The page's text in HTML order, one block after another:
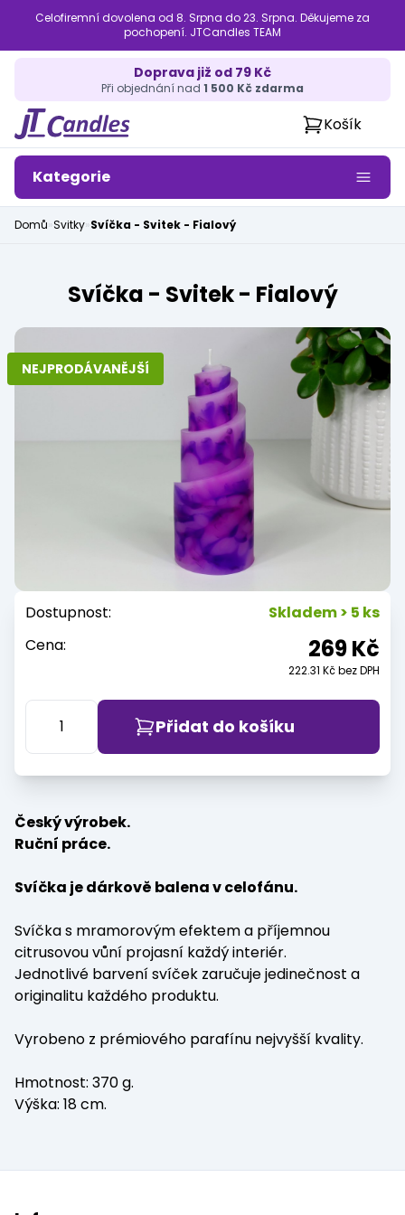
Celofiremní dovolena od 8. Srpna do 23. Srpna. Děkujeme za
pochopení. JTCandles TEAM
Doprava již od 79 Kč
Při objednání nad 1 500 Kč zdarma
Košík
Kategorie
Domů»Svitky»Svíčka - Svitek - Fialový
Svíčka - Svitek - Fialový
NEJPRODÁVANĚJŠÍ
Dostupnost:
Skladem > 5 ks
Cena:
269 Kč
222.31 Kč bez DPH
Přidat do košíku
Český výrobek.
Ruční práce.
Svíčka je dárkově balena v celofánu.
Svíčka s mramorovým efektem a příjemnou
citrusovou vůní projasní každý interiér.
Jednotlivé barvení svíček zaručuje jedinečnost a
originalitu každého produktu.
Vyrobeno z prémiového parafínu nejvyšší kvality.
Hmotnost: 370 g.
Výška: 18 cm.